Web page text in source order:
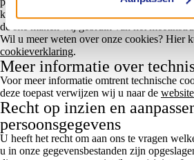
kunnen analyseren en de
de site maken wij gebruik van het
Wil u meer weten over onze cookies? Hier
cookieverklaring.
Meer informatie over
Voor meer informatie omtrent technische
deze toepast verwijzen wij u naar de
Recht op inzien en
persoonsgegevens
U heeft het recht om aan ons te vragen
u in onze gegevensbestanden zijn